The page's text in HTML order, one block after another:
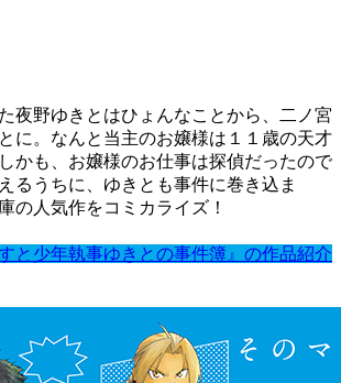
夜野ゆきとはひょんなことから、二ノ宮
に。なんと当主のお嬢様は１１歳の天才
かも、お嬢様のお仕事は探偵だったので
うちに、ゆきとも事件に巻き込ま
人気作をコミカライズ！
と少年執事ゆきとの事件簿』の作品紹介